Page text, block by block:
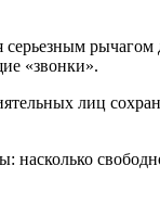
серьезным
«звонки».
лиц
насколько